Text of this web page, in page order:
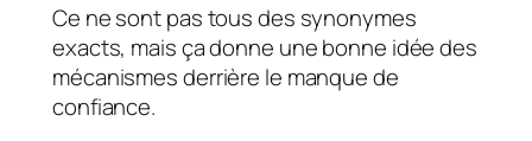
Ce ne sont pas tous des synonymes
exacts, mais ça donne une bonne idée des
mécanismes derrière le manque de
confiance.